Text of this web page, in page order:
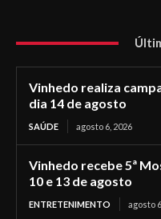
Vinhedo realiza
dia 14 de agosto
SAÚDE agosto 6, 2026
Vinhedo recebe 5ª
10 e 13 de agosto
ENTRETENIMENTO agosto